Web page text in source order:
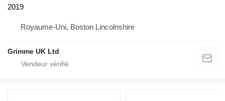
2019
Royaume-Uni, Boston Lincolnshire
Grimme UK Ltd